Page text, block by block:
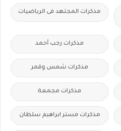
مذكرات المجتهد فى الرياضيات
مذكرات رجب أحمد
مذكرات شمس وقمر
مذكرات مجمعة
مذكرات مستر ابراهيم سلطان